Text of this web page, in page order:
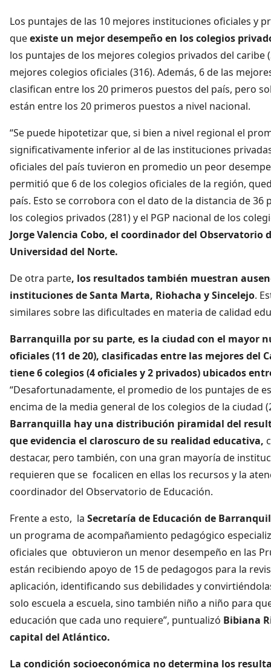
Los puntajes de las 10 mejores instituciones oficiales y
queexiste un mejor desempeño en los colegios
los puntajes de los mejores colegios privados del caribe
mejores colegios oficiales (316). Además, 6 de las
clasifican entre los 20 primeros puestos del país, pero
están entre los 20 primeros puestos a nivel nacional.
“Se puede hipotetizar que, si bien a nivel regional el
significativamente inferior al de las instituciones
oficiales del país tuvieron en promedio un peor
permitió que 6 de los colegios oficiales de la región,
país. Esto se corrobora con el dato de la distancia de 36
los colegios privados (281) y el PGP nacional de los
Jorge Valencia Cobo, el coordinador del Observatorio
Universidad del Norte.
De otra parte, los resultados también muestran
instituciones de Santa Marta, Riohacha y Sincelejo.
similares sobre las dificultades en materia de calidad
Barranquilla por su parte, es la ciudad con el mayor
oficiales (11 de 20), clasificadas entre las mejores del
tiene 6 colegios (4 oficiales y 2 privados) ubicados
“Desafortunadamente, el promedio de los puntajes de
encima de la media general de los colegios de la ciudad
Barranquilla hay una distribución piramidal del
que evidencia el claroscuro de su realidad educativa,
destacar, pero también, con una gran mayoría de
requieren que se focalicen en ellas los recursos y la
coordinador del Observatorio de Educación.
Frente a esto, la Secretaría de Educación de
un programa de acompañamiento pedagógico
oficiales que obtuvieron un menor desempeño en las
están recibiendo apoyo de 15 de pedagogos para la
aplicación, identificando sus debilidades y
solo escuela a escuela, sino también niño a niño para
educación que cada uno requiere”, puntualizó Bibiana
capital del Atlántico.
La condición socioeconómica no determina los